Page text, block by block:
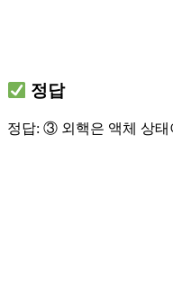
정답
정답: ③ 외핵은 액체 상태